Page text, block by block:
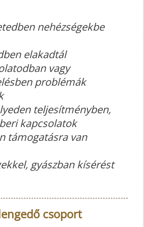
nehézségekbe
elakadtál
vagy
problémák
teljesítményben,
kapcsolatok
támogatásra van
gyászban kísérést
csoport